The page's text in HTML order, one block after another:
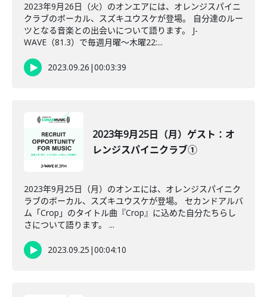
2023年9月26日（火）のオンエアには、オレンジスパイニ
クラブのボーカル、スズキユウスケが登場。 自分達のルー
ツとなる音楽との出会いについて語ります。 J-
WAVE（81.3）で毎週月曜～木曜22:...
2023.09.26 |00:03:39
2023年9月25日（月）ゲスト：オ
レンジスパイニクラブ①
2023年9月25日（月）のオンエには、オレンジスパイニク
ラブのボーカル、スズキユウスケが登場。 セカンドアルバ
ム「Crop」のタイトル曲『Crop』に込めた自分たちらし
さについて語ります。 ...
2023.09.25 |00:04:10